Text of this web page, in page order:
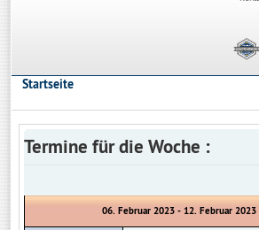
Startseite
Termine für die Woche :
06. Februar 2023 - 12. Februar 2023